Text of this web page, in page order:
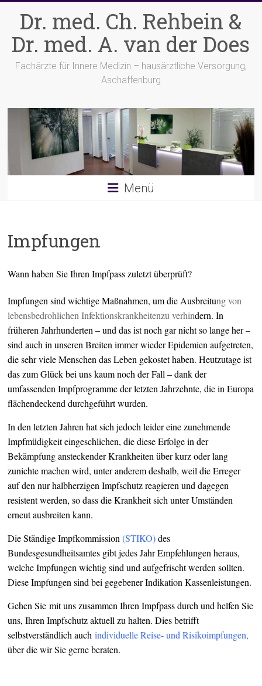
Inhalt
springenDr. med. Ch. Rehbein &
Dr. med. A. van der Does
Fachärzte für Innere Medizin – hausärztliche Versorgung,
Aschaffenburg
Menü
Impfungen
Wann haben Sie Ihren Impfpass zuletzt überprüft?
Impfungen sind wichtige Maßnahmen, um die Ausbreitung von
lebensbedrohlichen Infektionskrankheitenzu verhindern. In
früheren Jahrhunderten – und das ist noch gar nicht so lange her –
sind auch in unseren Breiten immer wieder Epidemien aufgetreten,
die sehr viele Menschen das Leben gekostet haben. Heutzutage ist
das zum Glück bei uns kaum noch der Fall – dank der
umfassenden Impfprogramme der letzten Jahrzehnte, die in Europa
flächendeckend durchgeführt wurden.
In den letzten Jahren hat sich jedoch leider eine zunehmende
Impfmüdigkeit eingeschlichen, die diese Erfolge in der
Bekämpfung ansteckender Krankheiten über kurz oder lang
zunichte machen wird, unter anderem deshalb, weil die Erreger
auf den nur halbherzigen Impfschutz reagieren und dagegen
resistent werden, so dass die Krankheit sich unter Umständen
erneut ausbreiten kann.
Die Ständige Impfkommission (STIKO) des
Bundesgesundheitsamtes gibt jedes Jahr Empfehlungen heraus,
welche Impfungen wichtig sind und aufgefrischt werden sollten.
Diese Impfungen sind bei gegebener Indikation Kassenleistungen.
Gehen Sie mit uns zusammen Ihren Impfpass durch und helfen Sie
uns, Ihren Impfschutz aktuell zu halten. Dies betrifft
selbstverständlich auch individuelle Reise- und Risikoimpfungen,
über die wir Sie gerne beraten.